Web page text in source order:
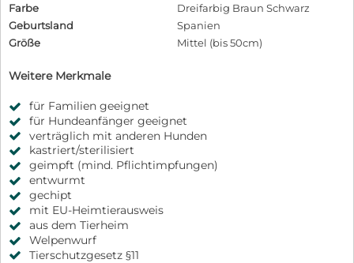
Farbe
Dreifarbig Braun Schwarz
Geburtsland
Spanien
Größe
Mittel (bis 50cm)
Weitere Merkmale
für Familien geeignet
für Hundeanfänger geeignet
verträglich mit anderen Hunden
kastriert/sterilisiert
geimpft (mind. Pflichtimpfungen)
entwurmt
gechipt
mit EU-Heimtierausweis
aus dem Tierheim
Welpenwurf
Tierschutzgesetz §11